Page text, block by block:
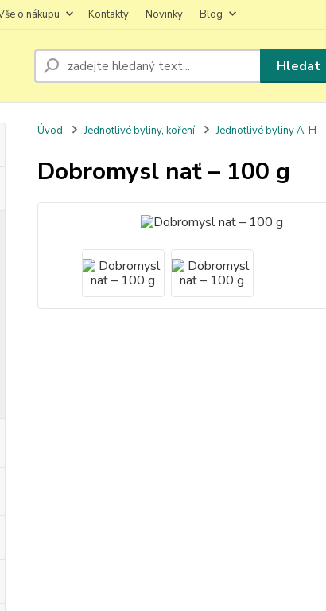
o nákupu Kontakty Novinky Blog
Hledat
Úvod Jednotlivé byliny, koření Jednotlivé byliny A-H
Dobromysl nať – 100 g